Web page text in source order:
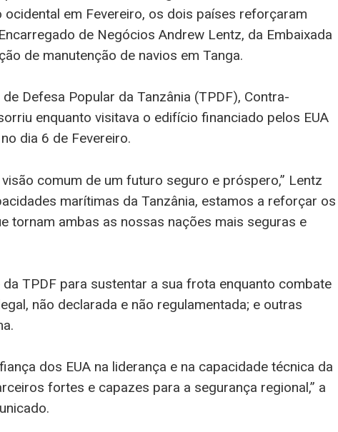
em Fevereiro, os dois países reforçaram
de Negócios Andrew Lentz, da Embaixada
de manutenção de navios em Tanga.
Defesa Popular da Tanzânia (TPDF), Contra-
enquanto visitava o edifício financiado pelos EUA
dia 6 de Fevereiro.
comum de um futuro seguro e próspero,” Lentz
marítimas da Tanzânia, estamos a reforçar os
tornam ambas as nossas nações mais seguras e
TPDF para sustentar a sua frota enquanto combate
não declarada e não regulamentada; e outras
dos EUA na liderança e na capacidade técnica da
fortes e capazes para a segurança regional,” a